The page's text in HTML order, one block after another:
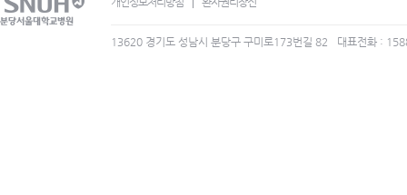
13620 경기도 성남시 분당구 구미로173번길 82 대표전화 :